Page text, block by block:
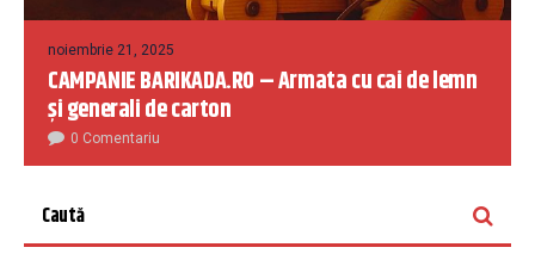
noiembrie 21, 2025
CAMPANIE BARIKADA.RO – Armata cu cai de lemn
și generali de carton
0 Comentariu